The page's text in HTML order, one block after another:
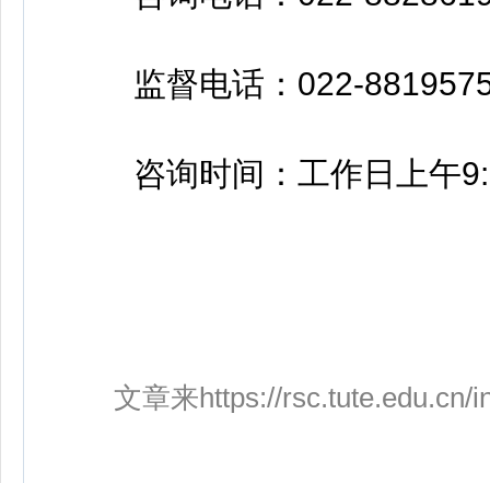
监督电话：022-
咨询时间：工作日上午
文章来https://rsc.tute.edu.cn/